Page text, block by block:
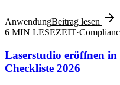
AnwendungBeitrag lesen
6 MIN LESEZEIT·
Laserstudio eröffnen
Checkliste 2026